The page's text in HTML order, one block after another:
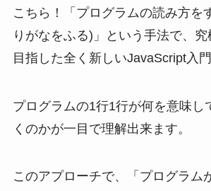
こちら！「プログラムの読み方を
りがなをふる)」という手法で、
目指した全く新しいJavaScript入門
プログラムの1行1行が何を意味し
くのかが一目で理解出来ます。
このアプローチで、「プログラム